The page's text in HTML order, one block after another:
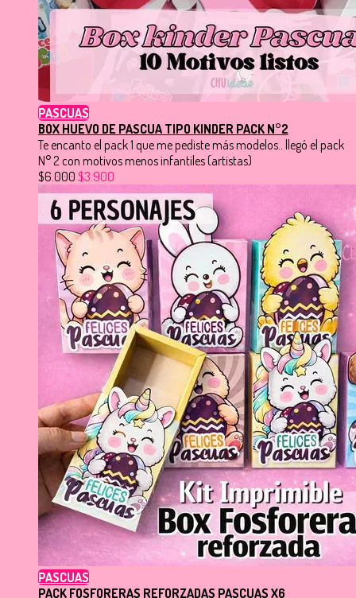
PASCUAS
BOX HUEVO DE PASCUA TIPO KINDER PACK N°2
Te encanto el pack 1 que me pediste más modelos.. llegó el pack
N° 2 con motivos menos infantiles (artistas)
$6.000 $3.900
PASCUAS
PACK FOSFORERAS REFORZADAS PASCUAS X6